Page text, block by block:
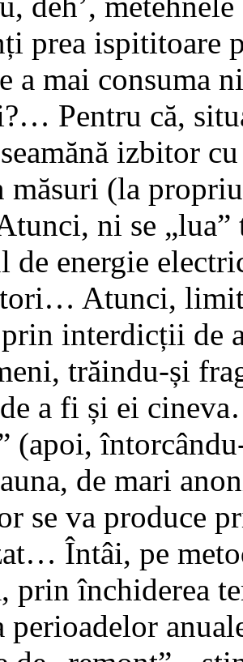
prea ispititoare
a mai consuma
Pentru că,
izbitor
măsuri (la
ni se
de energie
Atunci,
interdicții de
trăindu-și
a fi și ei
(apoi,
de mari
se va produce
Întâi, pe
prin închiderea
perioadelor